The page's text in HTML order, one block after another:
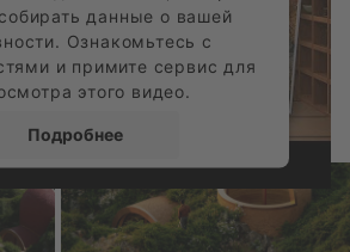
данные о вашей
Ознакомьтесь с
и примите сервис для
этого видео.
Подробнее
Принять
by
Usercentrics Consent